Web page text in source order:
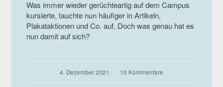
Was immer wieder gerüchteartig auf dem Campus
kursierte, tauchte nun häufiger in Artikeln,
Plakataktionen und Co. auf. Doch was genau hat es
nun damit auf sich?
4. Dezember 2021
/ 10 Kommentare